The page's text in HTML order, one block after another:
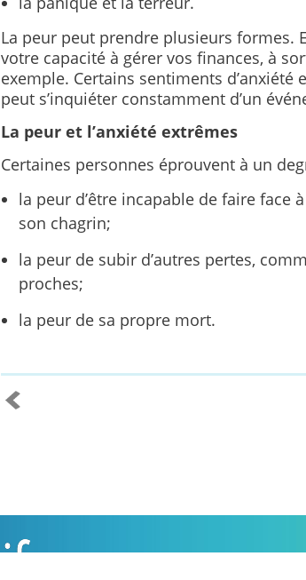
La peur peut prendre plusieurs formes.
votre capacité à gérer vos finances, à
exemple. Certains sentiments d’anxiété
peut s’inquiéter constamment d’un
La peur et l’anxiété extrêmes
Certaines personnes éprouvent à un
la peur d’être incapable de faire face
son chagrin;
la peur de subir d’autres pertes,
proches;
la peur de sa propre mort.